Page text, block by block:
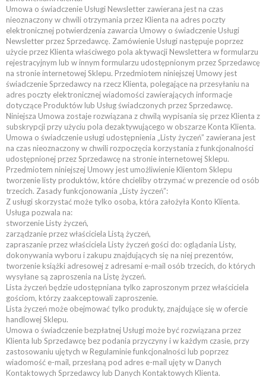
Umowa o świadczenie Usługi Newsletter zawierana jest na czas
nieoznaczony w chwili otrzymania przez Klienta na adres poczty
elektronicznej potwierdzenia zawarcia Umowy o świadczenie Usługi
Newsletter przez Sprzedawcę. Zamówienie Usługi następuje poprzez
użycie przez Klienta właściwego pola aktywacji Newslettera w formularzu
rejestracyjnym lub w innym formularzu udostępnionym przez Sprzedawcę
na stronie internetowej Sklepu. Przedmiotem niniejszej Umowy jest
świadczenie Sprzedawcy na rzecz Klienta, polegające na przesyłaniu na
adres poczty elektronicznej wiadomości zawierających informacje
dotyczące Produktów lub Usług świadczonych przez Sprzedawcę.
Niniejsza Umowa zostaje rozwiązana z chwilą wypisania się przez Klienta z
subskrypcji przy użyciu pola dezaktywującego w obszarze Konta Klienta.
Umowa o świadczenie usługi udostępnienia „Listy życzeń” zawierana jest
na czas nieoznaczony w chwili rozpoczęcia korzystania z funkcjonalności
udostępnionej przez Sprzedawcę na stronie internetowej Sklepu.
Przedmiotem niniejszej Umowy jest umożliwienie Klientom Sklepu
tworzenie listy produktów, które chcieliby otrzymać w prezencie od osób
trzecich. Zasady funkcjonowania „Listy życzeń”:
Z usługi skorzystać może tylko osoba, która założyła Konto Klienta.
Usługa pozwala na:
stworzenie Listy życzeń,
zarządzanie przez właściciela Listą życzeń,
zapraszanie przez właściciela Listy życzeń gości do: oglądania Listy,
dokonywania wyboru i zakupu znajdujących się na niej prezentów,
tworzenie książki adresowej z adresami e-mail osób trzecich, do których
wysyłane są zaproszenia na Listę życzeń.
Lista życzeń będzie udostępniana tylko zaproszonym przez właściciela
gościom, którzy zaakceptowali zaproszenie.
Lista życzeń może obejmować tylko produkty, znajdujące się w ofercie
handlowej Sklepu.
Umowa o świadczenie bezpłatnej Usługi może być rozwiązana przez
Klienta lub Sprzedawcę bez podania przyczyny i w każdym czasie, przy
zastosowaniu ujętych w Regulaminie funkcjonalności lub poprzez
wiadomość e-mail, przesłaną pod adres e-mail ujęty w Danych
Kontaktowych Sprzedawcy lub Danych Kontaktowych Klienta.